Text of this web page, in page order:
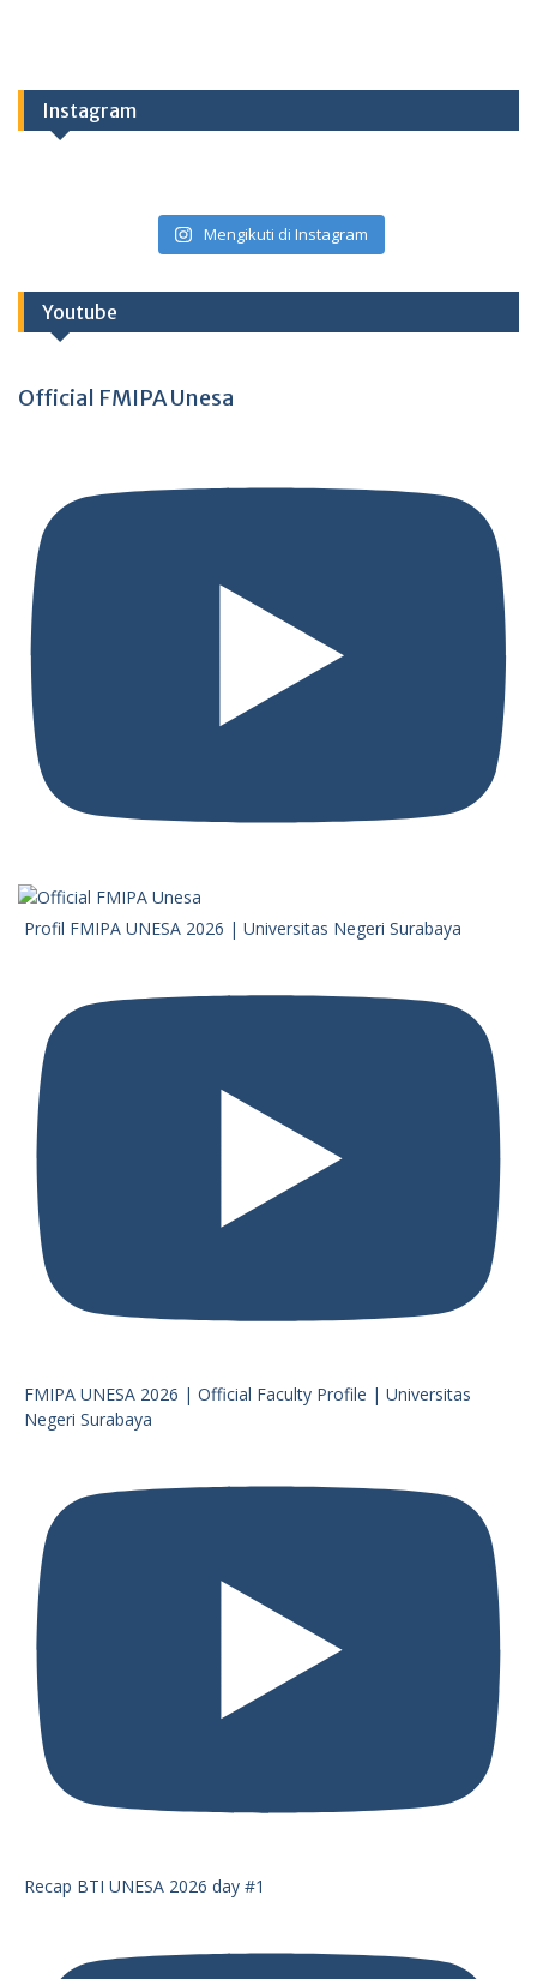
Instagram
Mengikuti di Instagram
Youtube
Official FMIPA Unesa
Profil FMIPA UNESA 2026 | Universitas Negeri Surabaya
FMIPA UNESA 2026 | Official Faculty Profile | Universitas
Negeri Surabaya
Recap BTI UNESA 2026 day #1